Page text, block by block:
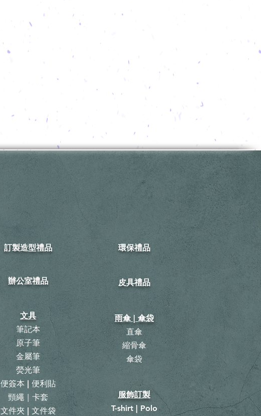
訂製造型禮品
​辦公室禮品
文具
筆記本
原子筆
金屬筆
熒光筆
便簽本 | 便利貼
頸繩｜卡套
文件夾 | 文件袋
環保禮品
皮具禮品
雨傘 | 傘袋
直傘
縮骨傘
​傘袋
服飾訂製
T-shirt | Polo